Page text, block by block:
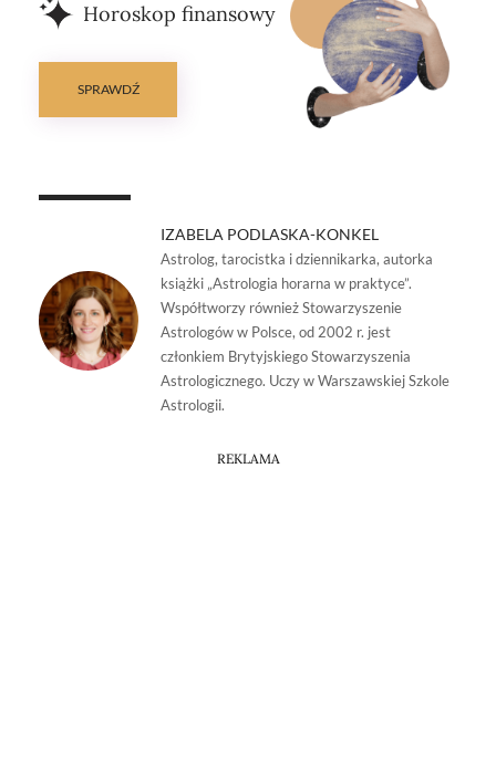
Horoskop finansowy
SPRAWDŹ
IZABELA PODLASKA-KONKEL
Astrolog, tarocistka i dziennikarka, autorka
książki „Astrologia horarna w praktyce”.
Współtworzy również Stowarzyszenie
Astrologów w Polsce, od 2002 r. jest
członkiem Brytyjskiego Stowarzyszenia
Astrologicznego. Uczy w Warszawskiej Szkole
Astrologii.
REKLAMA